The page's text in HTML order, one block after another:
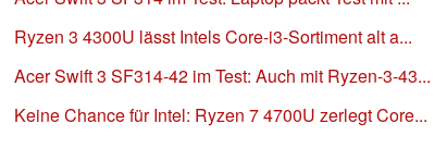
Ryzen 3 4300U lässt Intels Core-i3-Sortiment alt a...
Acer Swift 3 SF314-42 im Test: Auch mit Ryzen-3-43...
Keine Chance für Intel: Ryzen 7 4700U zerlegt Core...